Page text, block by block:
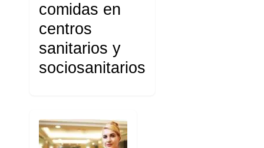
comidas en
centros
sanitarios y
sociosanitarios